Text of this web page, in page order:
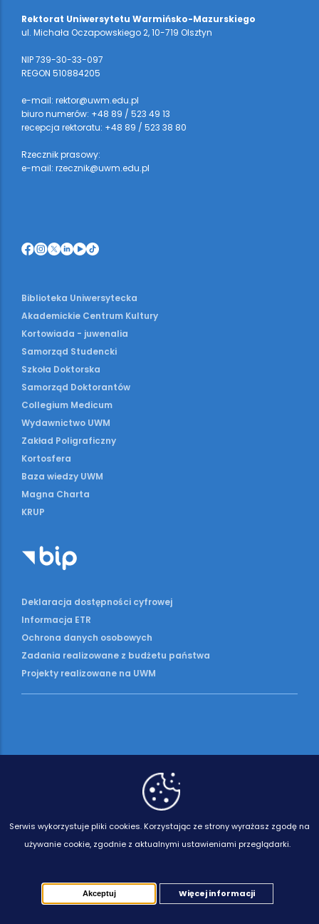
Rektorat Uniwersytetu Warmińsko-Mazurskiego
ul. Michała Oczapowskiego 2, 10-719 Olsztyn
NIP 739-30-33-097
REGON 510884205
e-mail: rektor@uwm.edu.pl
biuro numerów: +48 89 / 523 49 13
recepcja rektoratu: +48 89 / 523 38 80
Rzecznik prasowy:
e-mail: rzecznik@uwm.edu.pl
Biblioteka Uniwersytecka
Akademickie Centrum Kultury
Kortowiada - juwenalia
Samorząd Studencki
Szkoła Doktorska
Samorząd Doktorantów
Collegium Medicum
Wydawnictwo UWM
Zakład Poligraficzny
Kortosfera
Baza wiedzy UWM
Magna Charta
KRUP
Deklaracja dostępności cyfrowej
Informacja ETR
Ochrona danych osobowych
Zadania realizowane z budżetu państwa
Projekty realizowane na UWM
Serwis wykorzystuje pliki cookies. Korzystając ze strony wyrażasz zgodę na
używanie cookie, zgodnie z aktualnymi ustawieniami przeglądarki.
Akceptuj Więcej informacji